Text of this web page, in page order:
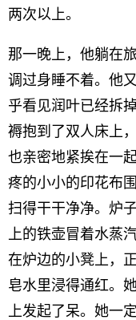
两次以上。
那一晚上，他躺在
调过身睡不着。他
乎看见润叶已经拆
褥抱到了双人床上
也亲密地紧挨在一
疼的小小的印花布
扫得干干净净。炉
上的铁壶冒着水蒸
在炉边的小凳上，
皂水里浸得通红。
上发起了呆。她一